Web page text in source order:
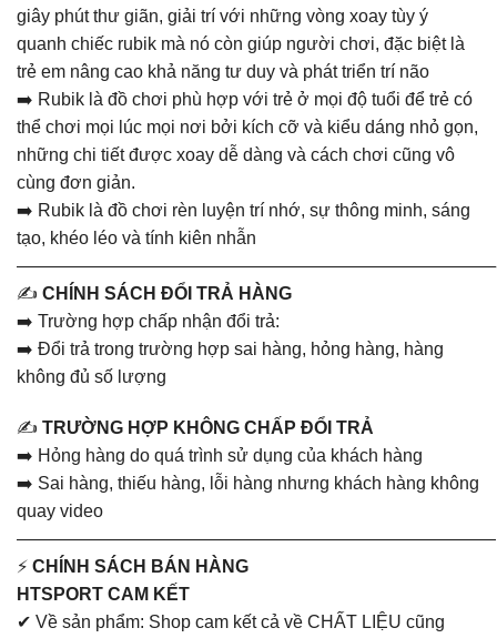
giây phút thư giãn, giải trí với những vòng xoay tùy ý
quanh chiếc rubik mà nó còn giúp người chơi, đặc biệt là
trẻ em nâng cao khả năng tư duy và phát triển trí não
➡️ Rubik là đồ chơi phù hợp với trẻ ở mọi độ tuổi để trẻ có
thể chơi mọi lúc mọi nơi bởi kích cỡ và kiểu dáng nhỏ gọn,
những chi tiết được xoay dễ dàng và cách chơi cũng vô
cùng đơn giản.
➡️ Rubik là đồ chơi rèn luyện trí nhớ, sự thông minh, sáng
tạo, khéo léo và tính kiên nhẫn
✍️ CHÍNH SÁCH ĐỔI TRẢ HÀNG
➡️ Trường hợp chấp nhận đổi trả:
➡️ Đổi trả trong trường hợp sai hàng, hỏng hàng, hàng
không đủ số lượng
✍️ TRƯỜNG HỢP KHÔNG CHẤP ĐỔI TRẢ
➡️ Hỏng hàng do quá trình sử dụng của khách hàng
➡️ Sai hàng, thiếu hàng, lỗi hàng nhưng khách hàng không
quay video
———————————————————————————
⚡ CHÍNH SÁCH BÁN HÀNG
HTSPORT CAM KẾT
✔ Về sản phẩm: Shop cam kết cả về CHẤT LIỆU cũng